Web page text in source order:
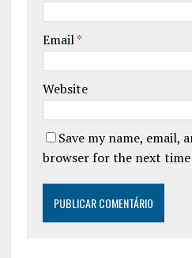
Email*
Website
Save my name, email,
browser for the next